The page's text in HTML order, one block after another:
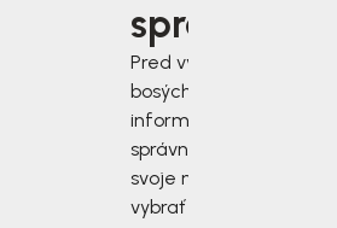
správna?
Pred výberom
bosých topánok sa
informujte, ako
správne zmerať
svoje nohy a
vybrať si topánky,